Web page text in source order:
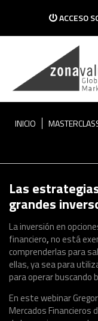
ACCESO
Descubre la
INICIO
Las
grandes
La inversión en
financiero,no está
comprenderlas para
ellas, ya sea para
para operar buscando
En este webinar
Mercados Financieros